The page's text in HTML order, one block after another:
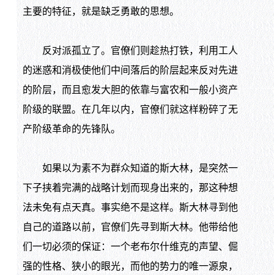
主要的特征，就是缺乏勇敢的思想。
反对派孤立了。官僚们则趁热打铁，利用工人
的迷惑和消极使他们中间落后的阶层起来反对先进
的阶层，而且愈发大胆的依靠与富农和一般小资产
阶级的联盟。在几年以内，官僚们就这样粉碎了无
产阶级革命的先锋队。
如果以为素不为群众知道的斯大林，是突然一
下子挟着完满的战略计划而现身出来的，那这种想
法未免有点天真。事实绝不是这样。斯大林寻到他
自己的道路以前，官僚们先寻到斯大林。他带给他
们一切必须的保证：一个老布尔什维克的声望、倔
强的性格、狭小的眼光，而他的势力的唯一源泉，